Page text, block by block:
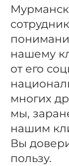
нашему
от его
многих
мы,
нашим
Вы
пользу.